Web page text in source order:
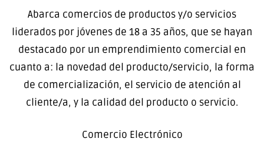
Abarca comercios de productos y/o servicios
liderados por jóvenes de 18 a 35 años, que se hayan
destacado por un emprendimiento comercial en
cuanto a: la novedad del producto/servicio, la forma
de comercialización, el servicio de atención al
cliente/a, y la calidad del producto o servicio.
Comercio Electrónico